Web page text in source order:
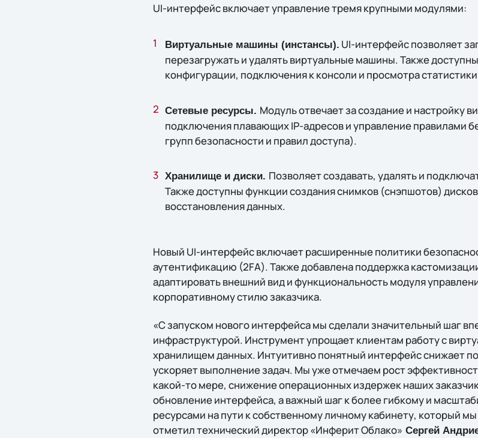
UI-интерфейс включает управление тремя крупными модулями:
Виртуальные машины (инстансы). UI-интерфейс позволяет
перезагружать и удалять виртуальные машины. Также
конфигурации, подключения к консоли и просмотра
Сетевые ресурсы. Модуль отвечает за создание и настройку
подключения плавающих IP-адресов и управление правилами
групп безопасности и правил доступа).
Хранилище и диски. Позволяет создавать, удалять и
Также доступны функции создания снимков (снэпшотов)
восстановления данных.
Новый UI-интерфейс включает расширенные политики
аутентификацию (2FA). Также добавлена поддержка
адаптировать внешний вид и функциональность модуля
корпоративному стилю заказчика.
«С запуском нового интерфейса мы сделали значительный шаг
инфраструктурой. Инструмент упрощает клиентам работу с
хранилищем данных. Интуитивно понятный интерфейс снижает
ускоряет выполнение задач. Мы уже отмечаем рост
какой-то мере, снижение операционных издержек наших
обновление интерфейса, а важный шаг к более гибкому и
ресурсами на пути к собственному личному кабинету, который
отметил технический директор «Инферит Облако» Сергей